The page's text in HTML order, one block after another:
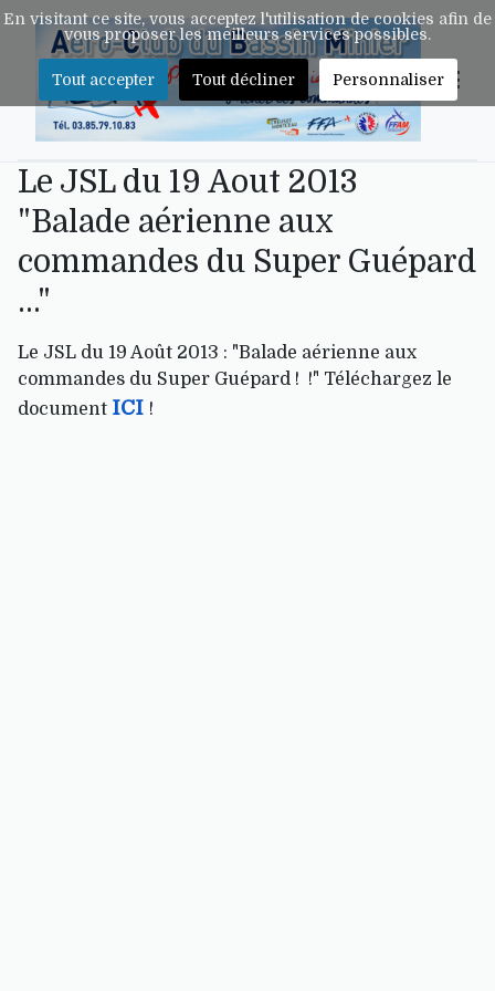
Le JSL du 19 Aout 2013
"Balade aérienne aux
commandes du Super Guépard
..."
Le JSL du 19 Août 2013 : "Balade aérienne aux
commandes du Super Guépard ! !" Téléchargez le
document ICI !
En visitant ce site, vous acceptez l'utilisation de cookies afin de
vous proposer les meilleurs services possibles.
Tout accepter Tout décliner Personnaliser